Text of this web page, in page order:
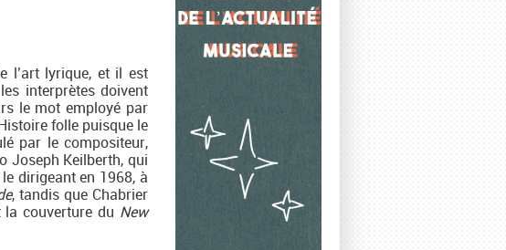
l’art lyrique, et il est
interprètes doivent
le mot employé par
folle puisque le
par le compositeur,
Joseph Keilberth, qui
dirigeant en 1968, à
, tandis que Chabrier
couverture du New